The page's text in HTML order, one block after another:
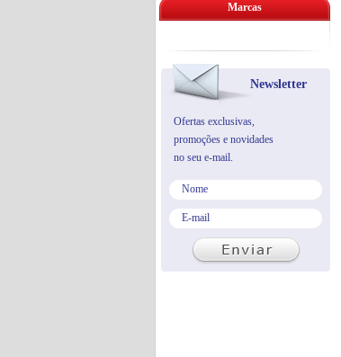
Marcas
Newsletter
Ofertas exclusivas,
promoções e novidades
no seu e-mail.